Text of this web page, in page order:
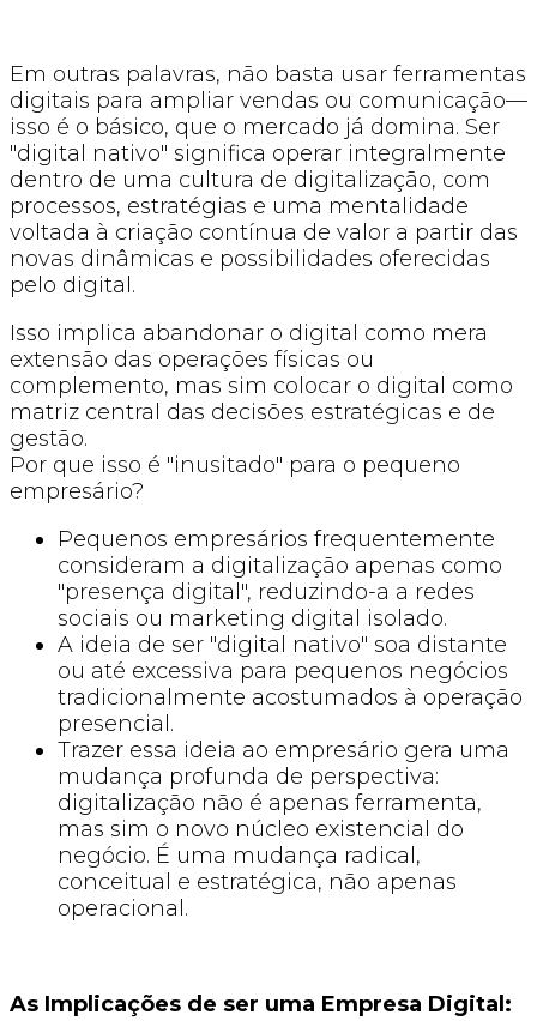
Em outras palavras, não basta usar ferramentas
digitais para ampliar vendas ou comunicação—
isso é o básico, que o mercado já domina. Ser
"digital nativo" significa operar integralmente
dentro de uma cultura de digitalização, com
processos, estratégias e uma mentalidade
voltada à criação contínua de valor a partir das
novas dinâmicas e possibilidades oferecidas
pelo digital.
Isso implica abandonar o digital como mera
extensão das operações físicas ou
complemento, mas sim colocar o digital como
matriz central das decisões estratégicas e de
gestão.
Por que isso é "inusitado" para o pequeno
empresário?
Pequenos empresários frequentemente
consideram a digitalização apenas como
"presença digital", reduzindo-a a redes
sociais ou marketing digital isolado.
A ideia de ser "digital nativo" soa distante
ou até excessiva para pequenos negócios
tradicionalmente acostumados à operação
presencial.
Trazer essa ideia ao empresário gera uma
mudança profunda de perspectiva:
digitalização não é apenas ferramenta,
mas sim o novo núcleo existencial do
negócio. É uma mudança radical,
conceitual e estratégica, não apenas
operacional.
As Implicações de ser uma Empresa Digital: